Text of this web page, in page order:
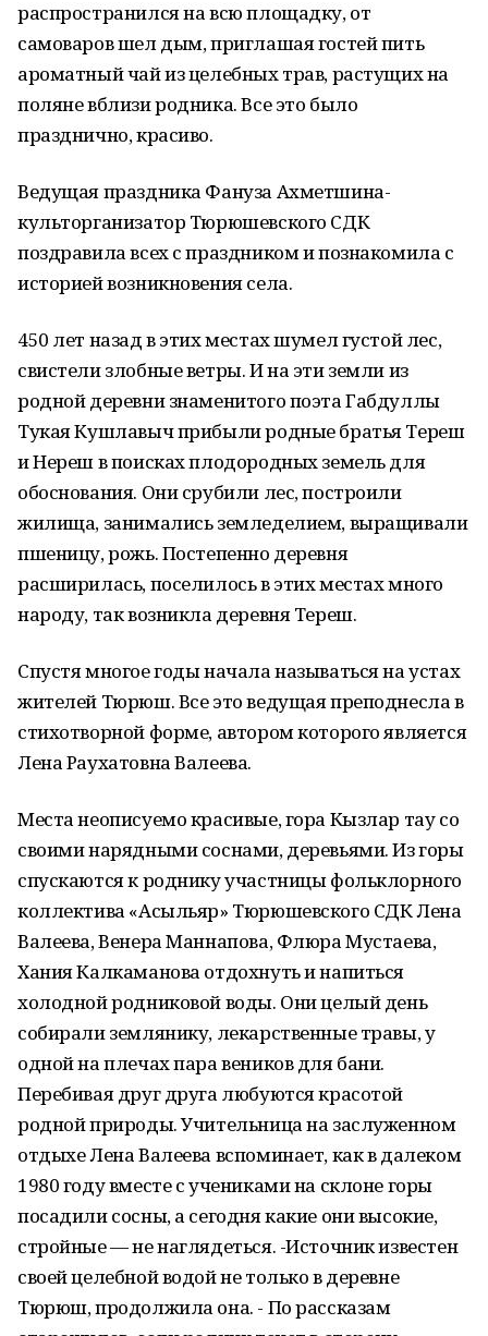
распространился на всю площадку, от
самоваров шел дым, приглашая гостей пить
ароматный чай из целебных трав, растущих на
поляне вблизи родника. Все это было
празднично, красиво.
Ведущая праздника Фануза Ахметшина-
культорганизатор Тюрюшевского СДК
поздравила всех с праздником и познакомила с
историей возникновения села.
450 лет назад в этих местах шумел густой лес,
свистели злобные ветры. И на эти земли из
родной деревни знаменитого поэта Габдуллы
Тукая Кушлавыч прибыли родные братья Тереш
и Нереш в поисках плодородных земель для
обоснования. Они срубили лес, построили
жилища, занимались земледелием, выращивали
пшеницу, рожь. Постепенно деревня
расширилась, поселилось в этих местах много
народу, так возникла деревня Тереш.
Спустя многое годы начала называться на устах
жителей Тюрюш. Все это ведущая преподнесла в
стихотворной форме, автором которого является
Лена Раухатовна Валеева.
Места неописуемо красивые, гора Кызлар тау со
своими нарядными соснами, деревьями. Из горы
спускаются к роднику участницы фольклорного
коллектива «Асыльяр» Тюрюшевского СДК Лена
Валеева, Венера Маннапова, Флюра Мустаева,
Хания Калкаманова отдохнуть и напиться
холодной родниковой воды. Они целый день
собирали землянику, лекарственные травы, у
одной на плечах пара веников для бани.
Перебивая друг друга любуются красотой
родной природы. Учительница на заслуженном
отдыхе Лена Валеева вспоминает, как в далеком
1980 году вместе с учениками на склоне горы
посадили сосны, а сегодня какие они высокие,
стройные — не наглядеться. -Источник известен
своей целебной водой не только в деревне
Тюрюш, продолжила она. - По рассказам